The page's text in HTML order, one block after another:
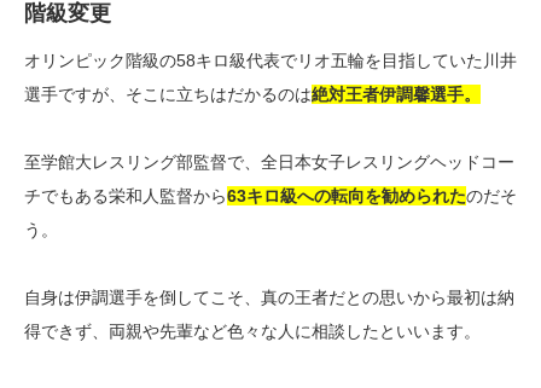
階級変更
オリンピック階級の58キロ級代表でリオ五輪を目指していた川井
選手ですが、そこに立ちはだかるのは絶対王者伊調馨選手。
至学館大レスリング部監督で、全日本女子レスリングヘッドコー
チでもある栄和人監督から63キロ級への転向を勧められたのだそ
う。
自身は伊調選手を倒してこそ、真の王者だとの思いから最初は納
得できず、両親や先輩など色々な人に相談したといいます。